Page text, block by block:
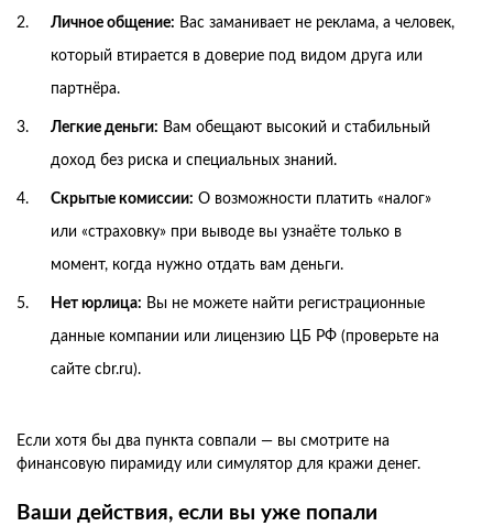
Личное общение: Вас заманивает не реклама, а человек,
который втирается в доверие под видом друга или
партнёра.
Легкие деньги: Вам обещают высокий и стабильный
доход без риска и специальных знаний.
Скрытые комиссии: О возможности платить «налог»
или «страховку» при выводе вы узнаёте только в
момент, когда нужно отдать вам деньги.
Нет юрлица: Вы не можете найти регистрационные
данные компании или лицензию ЦБ РФ (проверьте на
сайте cbr.ru).
Если хотя бы два пункта совпали — вы смотрите на
финансовую пирамиду или симулятор для кражи денег.
Ваши действия, если вы уже попали